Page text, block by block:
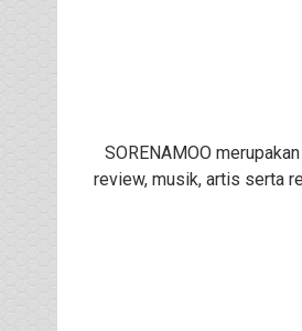
SORENAMOO
review, musik, artis serta